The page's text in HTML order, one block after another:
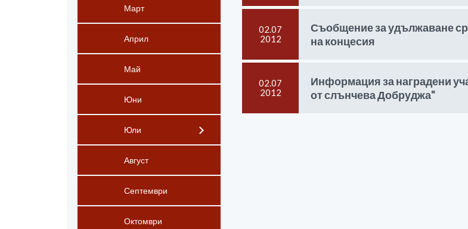
Март
Април
Май
Юни
Юли
Август
Септември
Октомври
02.07
2012
Съобщение за удължаване
на концесия
02.07
2012
Информация за наградени
от слънчева Добруджа"